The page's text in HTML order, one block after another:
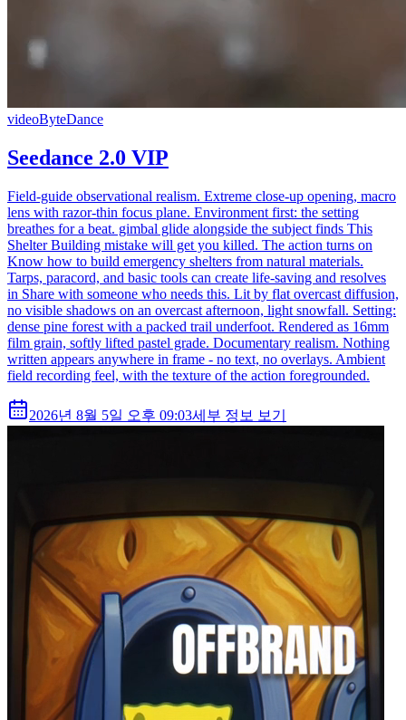
videoByteDance
Seedance 2.0 VIP
Field-guide observational realism. Extreme close-up opening, macro
lens with razor-thin focus plane. Environment first: the setting
breathes for a beat. gimbal glide alongside the subject finds This
Shelter Building mistake will get you killed. The action turns on
Know how to build emergency shelters from natural materials.
Tarps, paracord, and basic tools can create life-saving and resolves
in Share with someone who needs this. Lit by flat overcast diffusion,
no visible shadows on an overcast afternoon, light snowfall. Setting:
dense pine forest with a packed trail underfoot. Rendered as 16mm
film grain, softly lifted pastel grade. Documentary realism. Nothing
written appears anywhere in frame - no text, no overlays. Ambient
field recording feel, with the texture of the action foregrounded.
2026년 8월 5일 오후 09:03세부 정보 보기